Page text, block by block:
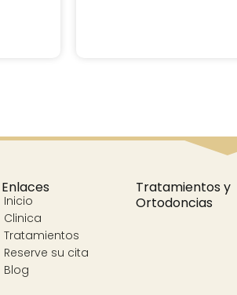
Enlaces
Inicio
Clinica
Tratamientos
Reserve su cita
Blog
Tratamientos y
Ortodoncias